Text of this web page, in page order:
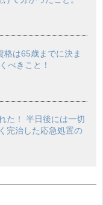
格は65歳までに決ま
べきこと！
た！ 半日後には一切
完治した応急処置の